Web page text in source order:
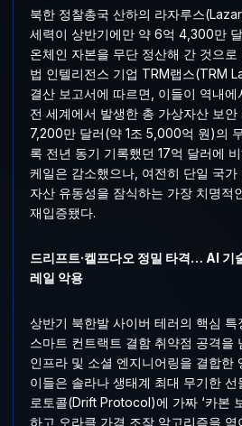
북한 정찰총국 산하의 라자루스
세력이 상반기에만 약 6억 4,300만
온체인 자본을 무단 정산해 간 것으
법 인텔리전스 기업 TRM랩스(TRM
결산 보고서에 따르면, 이들이 역내
전 세계에서 발생한 총 가상자산 보
7,200만 달러(약 1조 5,000억 원)의
록 전년 동기 기록했던 17억 달러에
케일은 감소했으나, 여전히 단일 국
자산 유동성을 잠식하는 가장 치명적
재입증됐다.
드리프트·켈프다오 정밀 타격… AI 기
레일 악용
상반기 북한발 사이버 테러의 핵심
스마트 컨트랙트 결함 취약점 공격을
인프라 및 소셜 엔지니어링을 결합한
이들은 솔라나 생태계 최대 무기한
로토콜(Drift Protocol)에 가짜 ‘카본
하고 오라클 가격 조작 알고리즘을